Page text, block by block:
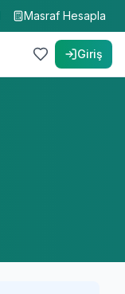
Masraf Hesapla
Giriş